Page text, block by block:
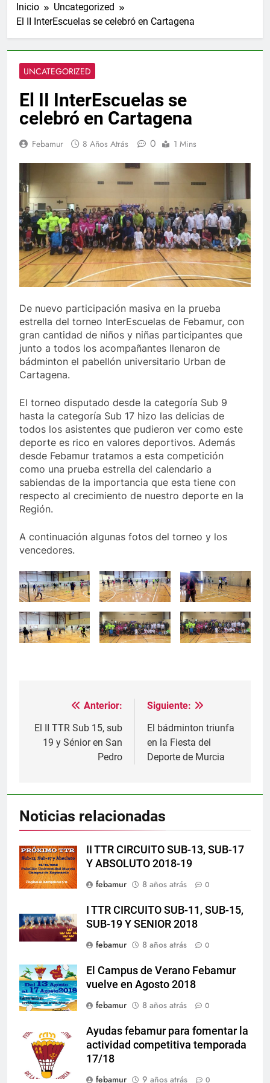
Inicio
Uncategorized
El II InterEscuelas se celebró en Cartagena
UNCATEGORIZED
El II InterEscuelas se
celebró en Cartagena
Febamur 8 Años Atrás 0 1 Mins
De nuevo participación masiva en la prueba
estrella del torneo InterEscuelas de Febamur, con
gran cantidad de niños y niñas participantes que
junto a todos los acompañantes llenaron de
bádminton el pabellón universitario Urban de
Cartagena.
El torneo disputado desde la categoría Sub 9
hasta la categoría Sub 17 hizo las delicias de
todos los asistentes que pudieron ver como este
deporte es rico en valores deportivos. Además
desde Febamur tratamos a esta competición
como una prueba estrella del calendario a
sabiendas de la importancia que esta tiene con
respecto al crecimiento de nuestro deporte en la
Región.
A continuación algunas fotos del torneo y los
vencedores.
Navegación
de
entradas
Anterior:
El II TTR Sub 15, sub
19 y Sénior en San
Pedro
Siguiente:
El bádminton triunfa
en la Fiesta del
Deporte de Murcia
Noticias relacionadas
II TTR CIRCUITO SUB-13, SUB-17
Y ABSOLUTO 2018-19
febamur
8 años atrás 0
I TTR CIRCUITO SUB-11, SUB-15,
SUB-19 Y SENIOR 2018
febamur
8 años atrás 0
El Campus de Verano Febamur
vuelve en Agosto 2018
febamur
8 años atrás 0
Ayudas febamur para fomentar la
actividad competitiva temporada
17/18
febamur
9 años atrás 0